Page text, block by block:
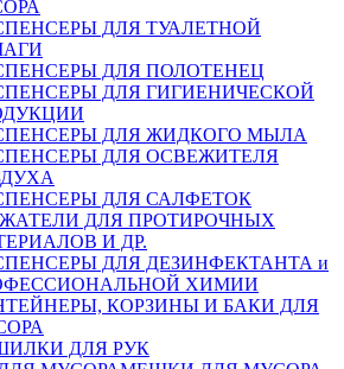
ДЛЯ ТУАЛЕТНОЙ
ДЛЯ ПОЛОТЕНЕЦ
ДЛЯ ГИГИЕНИЧЕСКОЙ
ДЛЯ ЖИДКОГО МЫЛА
ДЛЯ ОСВЕЖИТЕЛЯ
ДЛЯ САЛФЕТОК
ДЛЯ ПРОТИРОЧНЫХ
И ДР.
ДЛЯ ДЕЗИНФЕКТАНТА и
ХИМИИ
КОРЗИНЫ И БАКИ ДЛЯ
ДЛЯ РУК